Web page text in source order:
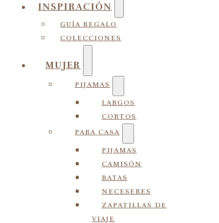
INSPIRACIÓN
GUÍA REGALO
COLECCIONES
MUJER
PIJAMAS
LARGOS
CORTOS
PARA CASA
PIJAMAS
CAMISÓN
BATAS
NECESERES
ZAPATILLAS DE
VIAJE